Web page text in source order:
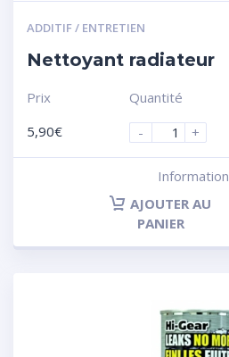
ADDITIF / ENTRETIEN
Nettoyant radiateur
Prix
5,90€
Quantité
-
+
Information
AJOUTER AU
PANIER